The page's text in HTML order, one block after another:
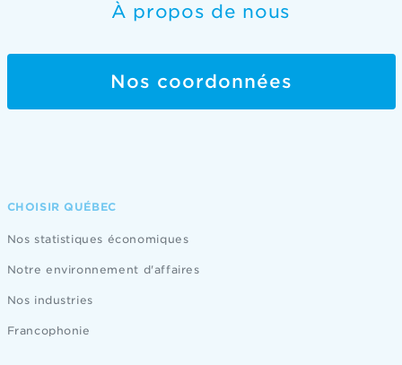
À propos de nous
Nos coordonnées
CHOISIR QUÉBEC
Nos statistiques économiques
Notre environnement d'affaires
Nos industries
Francophonie